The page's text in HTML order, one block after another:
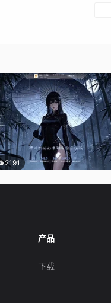
2191
产品
下载